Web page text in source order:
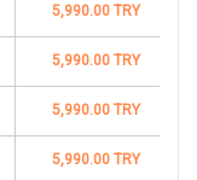
5,990.00 TRY
5,990.00 TRY
5,990.00 TRY
5,990.00 TRY